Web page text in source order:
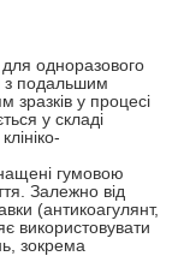
одноразового
з подальшим
зразків у процесі
у складі
гумовою
Залежно від
(антикоагулянт,
використовувати
зокрема